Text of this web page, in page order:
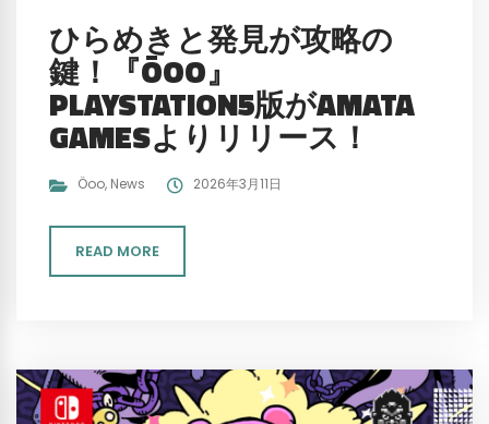
ひらめきと発見が攻略の
鍵！『ÖOO』
PLAYSTATION5版がAMATA
GAMESよりリリース！
Öoo, News 2026年3月11日
READ MORE